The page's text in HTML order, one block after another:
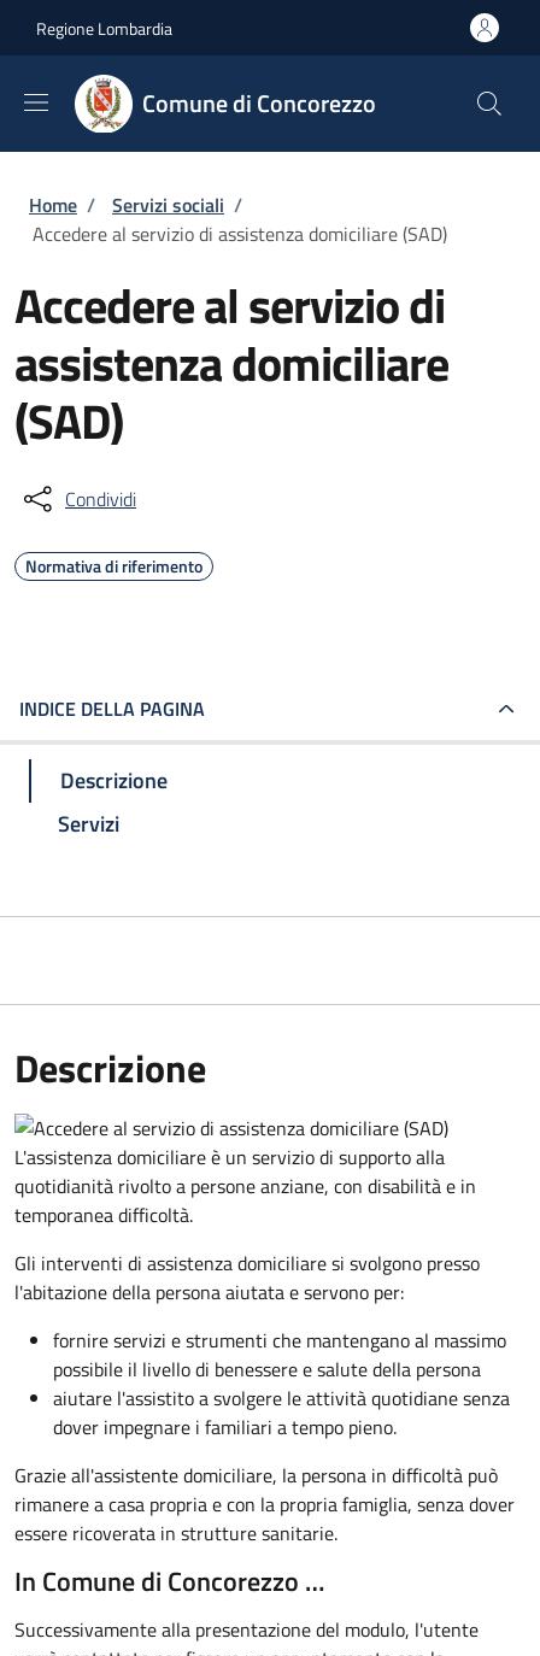
Regione Lombardia
Comune di Concorezzo
Briciole di pane
Home / Servizi sociali /
Accedere al servizio di assistenza domiciliare (SAD)
Accedere al servizio di
assistenza domiciliare
(SAD)
Condividi
Normativa di riferimento
INDICE DELLA PAGINA
Descrizione
Servizi
Descrizione
L'assistenza domiciliare è un servizio di supporto alla
quotidianità rivolto a persone anziane, con disabilità e in
temporanea difficoltà.
Gli interventi di assistenza domiciliare si svolgono presso
l'abitazione della persona aiutata e servono per:
fornire servizi e strumenti che mantengano al massimo
possibile il livello di benessere e salute della persona
aiutare l'assistito a svolgere le attività quotidiane senza
dover impegnare i familiari a tempo pieno.
Grazie all'assistente domiciliare, la persona in difficoltà può
rimanere a casa propria e con la propria famiglia, senza dover
essere ricoverata in strutture sanitarie.
In Comune di Concorezzo …
Successivamente alla presentazione del modulo, l'utente